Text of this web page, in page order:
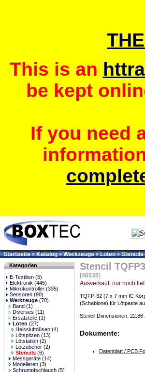
This is an
be kept
If you need
Startseite»Katalog»Werkzeuge»Löten»Stencils
Kategorien
E-Textilien (5)
Elektronik (445)
Mikrokontroller (335)
Sensoren (90)
Werkzeuge (70)
Band (1)
Diverses (11)
Ersatzteile (1)
Löten (27)
Heissluftdüsen (4)
Lötspitzen (13)
Lötstation (2)
Lötzubehör (2)
Stencils (6)
Messgeräte (14)
Modelieren (3)
Schrumpfschlauch (5)
Stencil
[46535]
Ausverkauf, nur noch
TQFP-32 (7 x 7 mm IC
(Schablone) für Lötpaste
Stencil Dimensionen:
Dokumente:
Datenblatt / PCB